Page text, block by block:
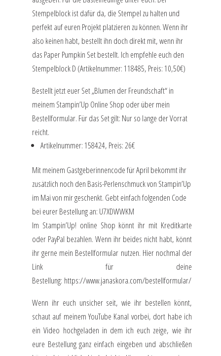
Stempelblock ist dafür da, die Stempel zu halten und
perfekt auf euren Projekt platzieren zu können. Wenn ihr
also keinen habt, bestellt ihn doch direkt mit, wenn ihr
das Paper Pumpkin Set bestellt. Ich empfehle euch den
Stempelblock D (Artikelnummer: 118485, Preis: 10,50€)
Bestellt jetzt euer Set „Blumen der Freundschaft“ in
meinem Stampin’Up Online Shop oder über mein
Bestellformular. Für das Set gilt: Nur so lange der Vorrat
reicht.
Artikelnummer: 158424, Preis: 26€
Mit meinem Gastgeberinnencode für April bekommt ihr
zusätzlich noch den Basis-Perlenschmuck von Stampin’Up
im Mai von mir geschenkt. Gebt einfach folgenden Code
bei eurer Bestellung an: U7XDWWKM
Im Stampin’Up! online Shop könnt ihr mit Kreditkarte
oder PayPal bezahlen. Wenn ihr beides nicht habt, könnt
ihr gerne mein Bestellformular nutzen. Hier nochmal der
Link für deine
Bestellung: https://www.janaskora.com/bestellformular/
Wenn ihr euch unsicher seit, wie ihr bestellen könnt,
schaut auf meinem YouTube Kanal vorbei, dort habe ich
ein Video hochgeladen in dem ich euch zeige, wie ihr
eure Bestellung ganz einfach eingeben und abschließen